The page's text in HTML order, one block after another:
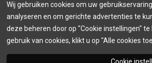
Wij gebruiken cookies om uw
analyseren en om gerichte advertenties te
deze beheren door op "Cookie instellingen"
gebruik van cookies, klikt u op "Alle cookies